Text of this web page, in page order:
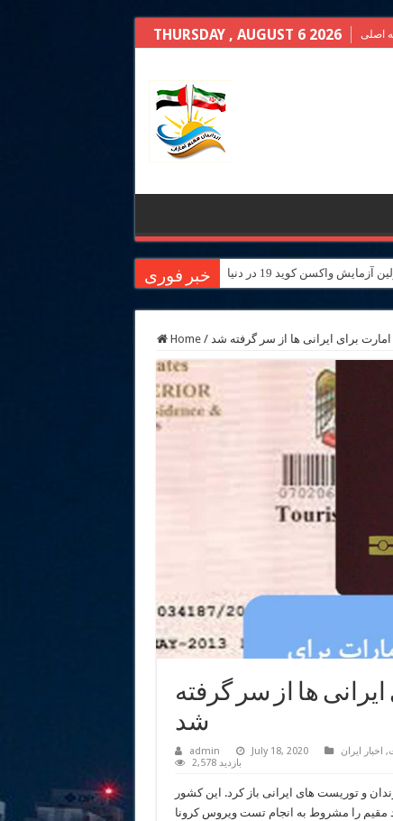
THURSDAY , AUGUST 6 2026 اصلی
خبر فوری واکسن کوید 19 در دنیا
Home / برای ایرانی ها از سر گرفته شد
ها از سر گرفته
شد
admin July 18, 2020 , اخبار ایران
2,578 بازدید
و توریست های ایرانی باز کرد. این کشور
مقیم را مشروط به انجام تست ویروس کرونا